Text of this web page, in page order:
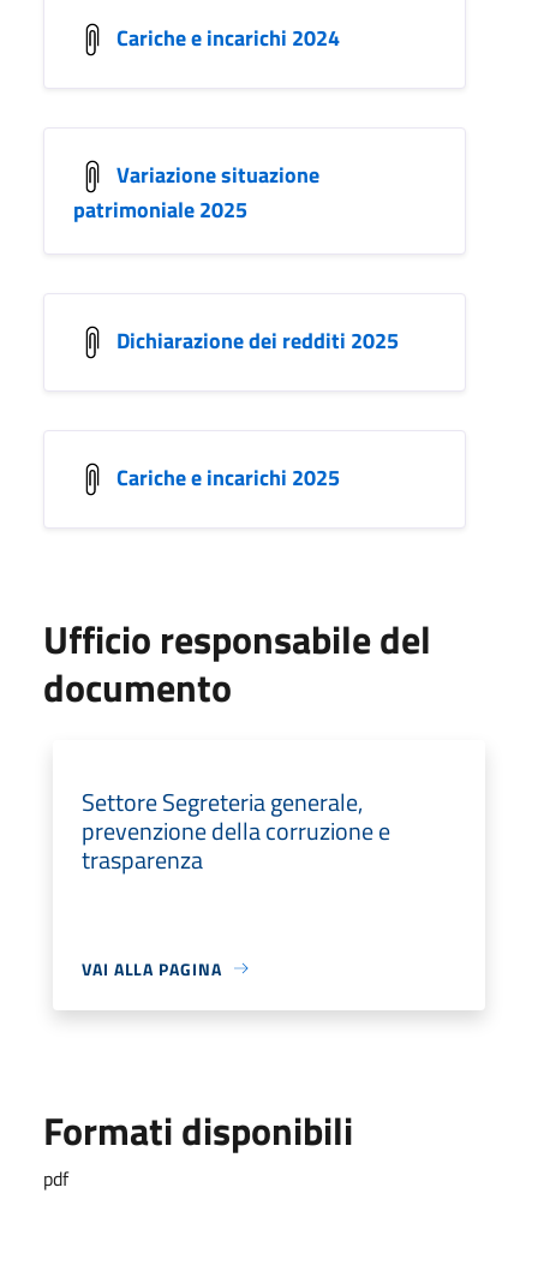
Cariche e incarichi 2024
Variazione situazione
patrimoniale 2025
Dichiarazione dei redditi 2025
Cariche e incarichi 2025
Ufficio responsabile del
documento
Settore Segreteria generale,
prevenzione della corruzione e
trasparenza
VAI ALLA PAGINA
Formati disponibili
pdf